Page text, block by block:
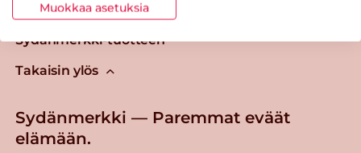
Tästä merkistä tunnistat
Sydänmerkki-tuotteen
Takaisin ylös
Sydänmerkki — Paremmat eväät
elämään.
Muokkaa asetuksia